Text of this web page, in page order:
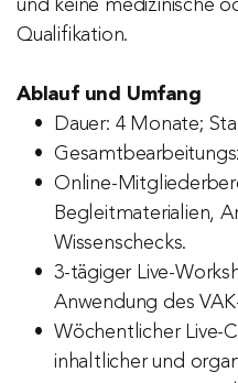
und keine medizinische
Qualifikation.
Ablauf und Umfang
Dauer: 4 Monate;
Online-
Begleitmaterialien,
Wissenschecks.
3-tägiger Live-
Anwendung des
Wöchentlicher Live-
inhaltlicher und